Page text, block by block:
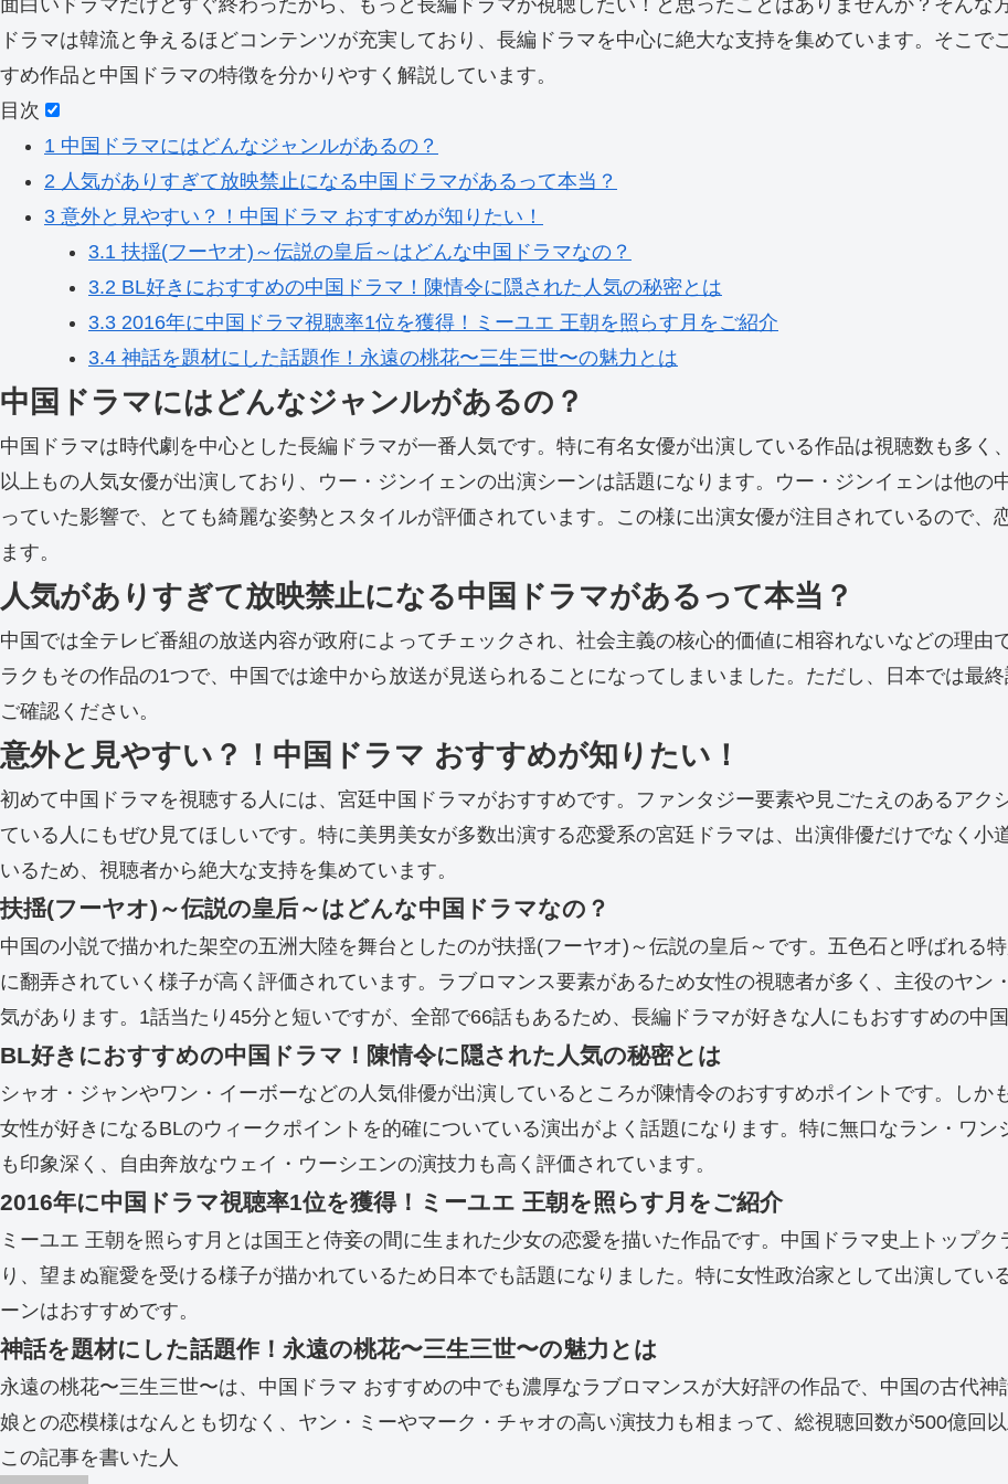
面白いドラマだけどすぐ終わったから、もっと長編ドラマが視聴したい！と思ったことはありませんか？そんな
ドラマは韓流と争えるほどコンテンツが充実しており、長編ドラマを中心に絶大な支持を集めています。そこ
すめ作品と中国ドラマの特徴を分かりやすく解説しています。
目次
1 中国ドラマにはどんなジャンルがあるの？
2 人気がありすぎて放映禁止になる中国ドラマがあるって本当？
3 意外と見やすい？！中国ドラマ おすすめが知りたい！
3.1 扶揺(フーヤオ)～伝説の皇后～はどんな中国ドラマなの？
3.2 BL好きにおすすめの中国ドラマ！陳情令に隠された人気の秘密とは
3.3 2016年に中国ドラマ視聴率1位を獲得！ミーユエ 王朝を照らす月をご紹介
3.4 神話を題材にした話題作！永遠の桃花〜三生三世〜の魅力とは
中国ドラマにはどんなジャンルがあるの？
中国ドラマは時代劇を中心とした長編ドラマが一番人気です。特に有名女優が出演している作品は視聴数も多く、
以上もの人気女優が出演しており、ウー・ジンイェンの出演シーンは話題になります。ウー・ジンイェンは他
っていた影響で、とても綺麗な姿勢とスタイルが評価されています。この様に出演女優が注目されているので
ます。
人気がありすぎて放映禁止になる中国ドラマがあるって本当？
中国では全テレビ番組の放送内容が政府によってチェックされ、社会主義の核心的価値に相容れないなどの理由
ラクもその作品の1つで、中国では途中から放送が見送られることになってしまいました。ただし、日本では最
ご確認ください。
意外と見やすい？！中国ドラマ おすすめが知りたい！
初めて中国ドラマを視聴する人には、宮廷中国ドラマがおすすめです。ファンタジー要素や見ごたえのあるア
ている人にもぜひ見てほしいです。特に美男美女が多数出演する恋愛系の宮廷ドラマは、出演俳優だけでなく小
いるため、視聴者から絶大な支持を集めています。
扶揺(フーヤオ)～伝説の皇后～はどんな中国ドラマなの？
中国の小説で描かれた架空の五洲大陸を舞台としたのが扶揺(フーヤオ)～伝説の皇后～です。五色石と呼ばれる
に翻弄されていく様子が高く評価されています。ラブロマンス要素があるため女性の視聴者が多く、主役のヤン
気があります。1話当たり45分と短いですが、全部で66話もあるため、長編ドラマが好きな人にもおすすめの中国
BL好きにおすすめの中国ドラマ！陳情令に隠された人気の秘密とは
シャオ・ジャンやワン・イーボーなどの人気俳優が出演しているところが陳情令のおすすめポイントです。しか
女性が好きになるBLのウィークポイントを的確についている演出がよく話題になります。特に無口なラン・ワ
も印象深く、自由奔放なウェイ・ウーシエンの演技力も高く評価されています。
2016年に中国ドラマ視聴率1位を獲得！ミーユエ 王朝を照らす月をご紹介
ミーユエ 王朝を照らす月とは国王と侍妾の間に生まれた少女の恋愛を描いた作品です。中国ドラマ史上トップ
り、望まぬ寵愛を受ける様子が描かれているため日本でも話題になりました。特に女性政治家として出演して
ーンはおすすめです。
神話を題材にした話題作！永遠の桃花〜三生三世〜の魅力とは
永遠の桃花〜三生三世〜は、中国ドラマ おすすめの中でも濃厚なラブロマンスが大好評の作品で、中国の古代
娘との恋模様はなんとも切なく、ヤン・ミーやマーク・チャオの高い演技力も相まって、総視聴回数が500億回
この記事を書いた人